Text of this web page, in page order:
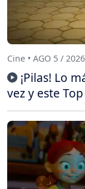
Cine • AGO 5 / 2026
¡Pilas! Lo
vez y este